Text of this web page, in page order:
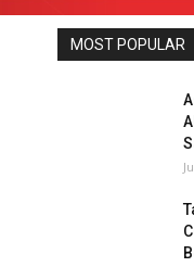
MOST POPULAR